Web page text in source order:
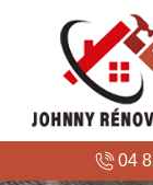
04